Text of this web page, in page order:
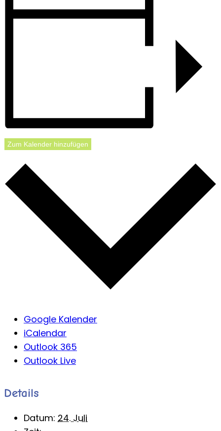
Zum Kalender hinzufügen
Google Kalender
iCalendar
Outlook 365
Outlook Live
Details
Datum: 24. Juli